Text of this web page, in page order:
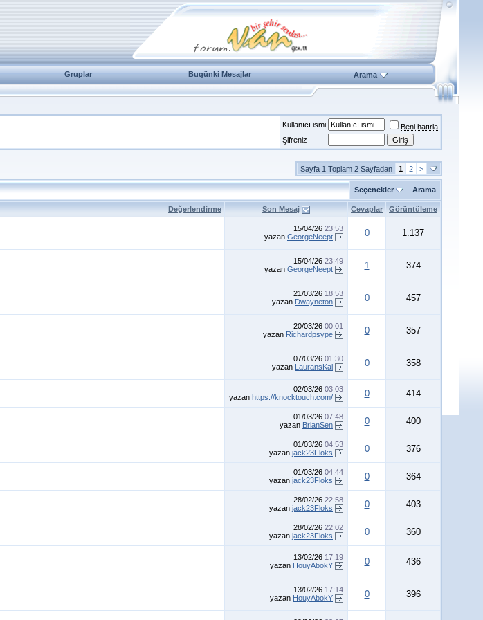
Gruplar Bugünki Mesajlar Arama
Kullanıcı ismi
Beni hatırla
Şifreniz
Sayfa 1 Toplam 2 Sayfadan 1 2 >
Seçenekler Arama
Değerlendirme Son Mesaj Cevaplar Görüntüleme
15/04/26 23:53
yazan GeorgeNeept 0 1.137
15/04/26 23:49
yazan GeorgeNeept 1 374
21/03/26 18:53
yazan Dwayneton 0 457
20/03/26 00:01
yazan Richardpsype 0 357
07/03/26 01:30
yazan LauransKal 0 358
02/03/26 03:03
yazan https://knocktouch.com/ 0 414
01/03/26 07:48
yazan BrianSen 0 400
01/03/26 04:53
yazan jack23Floks 0 376
01/03/26 04:44
yazan jack23Floks 0 364
28/02/26 22:58
yazan jack23Floks 0 403
28/02/26 22:02
yazan jack23Floks 0 360
13/02/26 17:19
yazan HouyAbokY 0 436
13/02/26 17:14
yazan HouyAbokY 0 396